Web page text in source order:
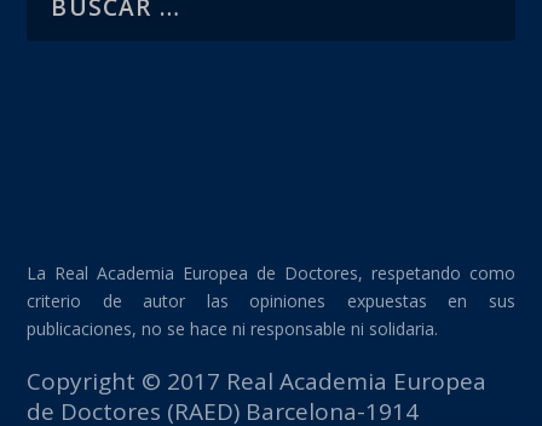
La Real Academia Europea de Doctores, respetando como
criterio de autor las opiniones expuestas en sus
publicaciones, no se hace ni responsable ni solidaria.
Copyright © 2017 Real Academia Europea
de Doctores (RAED) Barcelona-1914